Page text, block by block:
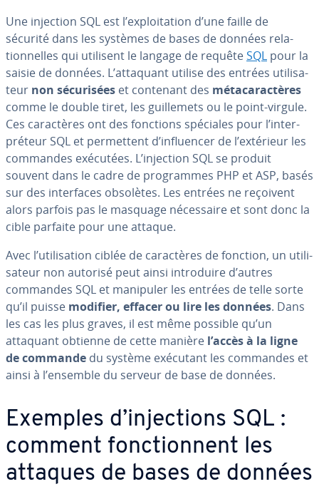
Une injection SQL est l’ex­ploi­ta­tion d’une faille de
sécurité dans les systèmes de bases de données re­la­
tion­nelles qui utilisent le langage de requêteSQL pour la
saisie de données. L’attaquant utilise des entrées uti­li­sa­
teur non sé­cu­ri­sées et contenant des mé­ta­ca­rac­tères
comme le double tiret, les guil­le­mets ou le point-virgule.
Ces ca­rac­tères ont des fonctions spéciales pour l’in­ter­
pré­teur SQL et per­met­tent d’in­fluen­cer de l’extérieur les
commandes exécutées. L’injection SQL se produit
souvent dans le cadre de pro­grammes PHP et ASP, basés
sur des in­ter­faces obsolètes. Les entrées ne reçoivent
alors parfois pas le masquage né­ces­saire et sont donc la
cible parfaite pour une attaque.
Avec l’uti­li­sa­tion ciblée de ca­rac­tères de fonction, un uti­li­
sa­teur non autorisé peut ainsi in­tro­duire d’autres
commandes SQL et manipuler les entrées de telle sorte
qu’il puisse modifier, effacer ou lire les données. Dans
les cas les plus graves, il est même possible qu’un
attaquant obtienne de cette manière l’accès à la ligne
de commande du système exécutant les commandes et
ainsi à l’ensemble du serveur de base de données.
Exemples d’in­jec­tions SQL :
comment fonc­tion­nent les
attaques de bases de données